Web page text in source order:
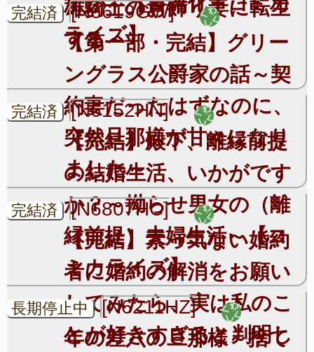
ライズ】
雄騎士のお飾り妻に転生
する～
完結済 [N6619GW]
【第一部・完結】グリー
ングラス公爵家の話～契
約妻だったはずなのに、
突然旦那様が甘々になり
ました～
完結済 [N6152HN]
【完結】殿下、離縁前提
の結婚生活、いかがです
か？～拗らせ男女の（離
縁前提）夫婦生活～【コ
ミカライズ】
完結済 [N6807HC]
【完結】素っ気ない婚約
者に婚約の解消をお願い
してみたら、実は私のこ
とが好きすぎると判明し
長期停止中 [N6211HZ]
年の差六の旦那様～捨て